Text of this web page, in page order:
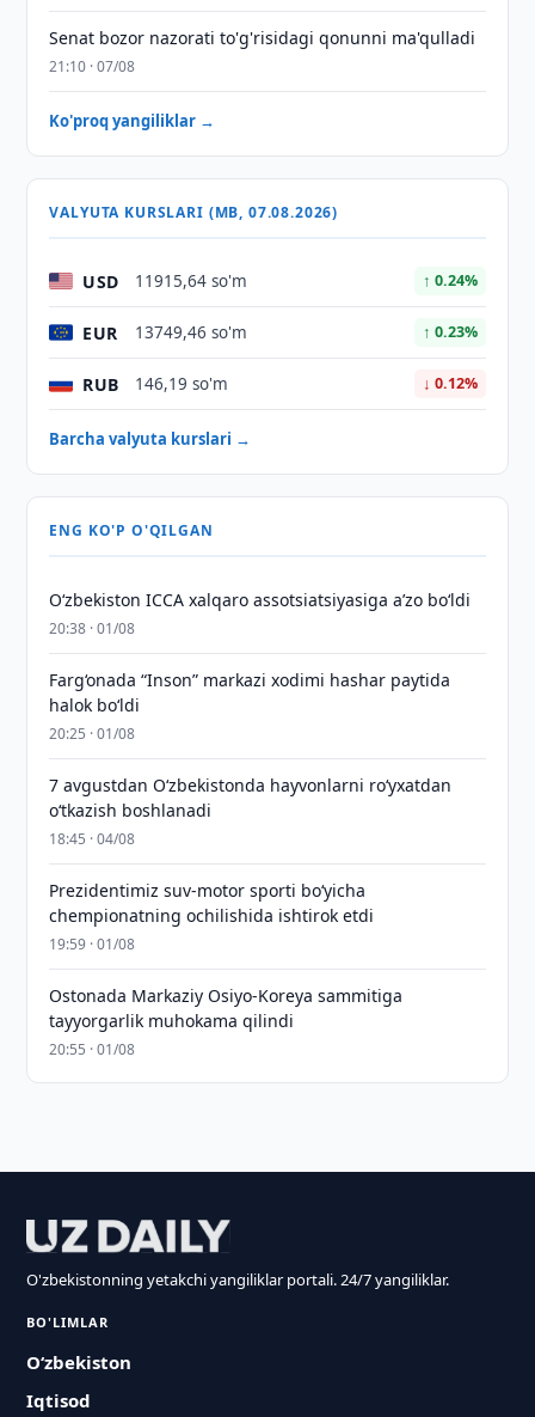
Senat bozor nazorati to'g'risidagi qonunni ma'qulladi
21:10 · 07/08
Ko'proq yangiliklar →
VALYUTA KURSLARI (MB, 07.08.2026)
USD 11915,64 so'm ↑ 0.24%
EUR 13749,46 so'm ↑ 0.23%
RUB 146,19 so'm ↓ 0.12%
Barcha valyuta kurslari →
ENG KO'P O'QILGAN
O‘zbekiston ICCA xalqaro assotsiatsiyasiga aʼzo bo‘ldi
20:38 · 01/08
Farg‘onada “Inson” markazi xodimi hashar paytida
halok bo‘ldi
20:25 · 01/08
7 avgustdan O‘zbekistonda hayvonlarni ro‘yxatdan
o‘tkazish boshlanadi
18:45 · 04/08
Prezidentimiz suv-motor sporti bo‘yicha
chempionatning ochilishida ishtirok etdi
19:59 · 01/08
Ostonada Markaziy Osiyo-Koreya sammitiga
tayyorgarlik muhokama qilindi
20:55 · 01/08
O'zbekistonning yetakchi yangiliklar portali. 24/7 yangiliklar.
BO'LIMLAR
O‘zbekiston
Iqtisod